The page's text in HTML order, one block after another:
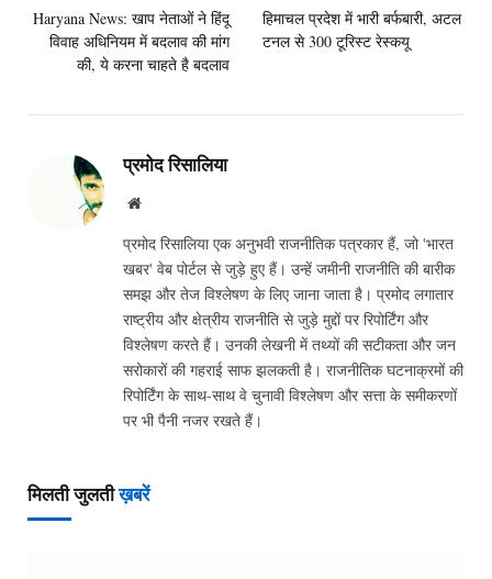
Haryana News: खाप नेताओं ने हिंदू
विवाह अधिनियम में बदलाव की मांग
की, ये करना चाहते है बदलाव
हिमाचल प्रदेश में भारी बर्फबारी, अटल
टनल से 300 टूरिस्ट रेस्कयू
प्रमोद रिसालिया
Website
प्रमोद रिसालिया एक अनुभवी राजनीतिक पत्रकार हैं, जो 'भारत
खबर' वेब पोर्टल से जुड़े हुए हैं। उन्हें जमीनी राजनीति की बारीक
समझ और तेज विश्लेषण के लिए जाना जाता है। प्रमोद लगातार
राष्ट्रीय और क्षेत्रीय राजनीति से जुड़े मुद्दों पर रिपोर्टिंग और
विश्लेषण करते हैं। उनकी लेखनी में तथ्यों की सटीकता और जन
सरोकारों की गहराई साफ झलकती है। राजनीतिक घटनाक्रमों की
रिपोर्टिंग के साथ-साथ वे चुनावी विश्लेषण और सत्ता के समीकरणों
पर भी पैनी नजर रखते हैं।
मिलती जुलतीख़बरें